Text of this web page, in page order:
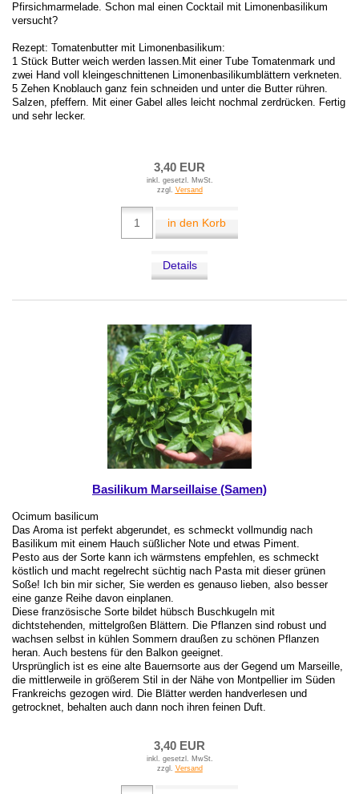
Pfirsichmarmelade. Schon mal einen Cocktail mit Limonenbasilikum
versucht?
Rezept: Tomatenbutter mit Limonenbasilikum:
1 Stück Butter weich werden lassen.Mit einer Tube Tomatenmark und
zwei Hand voll kleingeschnittenen Limonenbasilikumblättern verkneten.
5 Zehen Knoblauch ganz fein schneiden und unter die Butter rühren.
Salzen, pfeffern. Mit einer Gabel alles leicht nochmal zerdrücken. Fertig
und sehr lecker.
3,40 EUR
inkl. gesetzl. MwSt.
zzgl. Versand
in den Korb
Details
Basilikum Marseillaise (Samen)
Ocimum basilicum
Das Aroma ist perfekt abgerundet, es schmeckt vollmundig nach
Basilikum mit einem Hauch süßlicher Note und etwas Piment.
Pesto aus der Sorte kann ich wärmstens empfehlen, es schmeckt
köstlich und macht regelrecht süchtig nach Pasta mit dieser grünen
Soße! Ich bin mir sicher, Sie werden es genauso lieben, also besser
eine ganze Reihe davon einplanen.
Diese französische Sorte bildet hübsch Buschkugeln mit
dichtstehenden, mittelgroßen Blättern. Die Pflanzen sind robust und
wachsen selbst in kühlen Sommern draußen zu schönen Pflanzen
heran. Auch bestens für den Balkon geeignet.
Ursprünglich ist es eine alte Bauernsorte aus der Gegend um Marseille,
die mittlerweile in größerem Stil in der Nähe von Montpellier im Süden
Frankreichs gezogen wird. Die Blätter werden handverlesen und
getrocknet, behalten auch dann noch ihren feinen Duft.
3,40 EUR
inkl. gesetzl. MwSt.
zzgl. Versand